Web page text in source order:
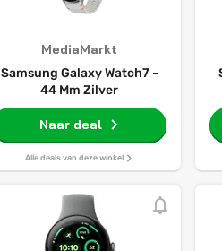
MediaMarkt
Samsung Galaxy Watch7 -
44 Mm Zilver
Naar deal
Alle deals van deze winkel